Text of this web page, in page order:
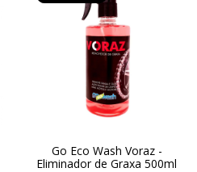
Go Eco Wash Voraz -
Eliminador de Graxa 500ml